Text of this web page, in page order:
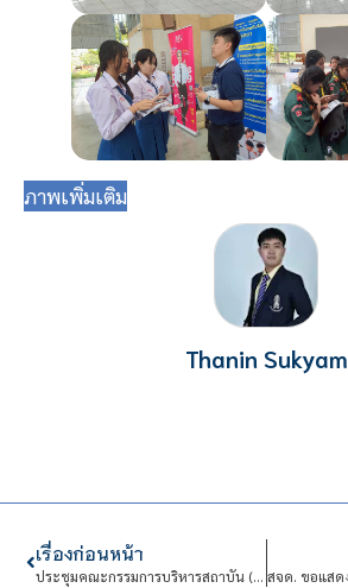
ภาพเพิ่มเติม
Thanin Sukyam
เรื่องก่อนหน้า
ประชุมคณะกรรมการบริหารสถาบัน (กบส.) ครั้งที่ 85